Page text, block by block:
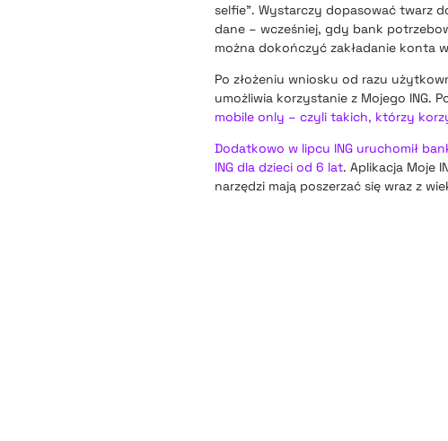
selfie”. Wystarczy dopasować twarz
dane – wcześniej, gdy bank
można dokończyć zakładanie konta
Po złożeniu wniosku od razu
umożliwia korzystanie z Mojego ING.
mobile only – czyli takich, którzy
Dodatkowo w lipcu ING uruchomił
ING dla dzieci od 6 lat. Aplikacja Moje
narzędzi mają poszerzać się wraz z